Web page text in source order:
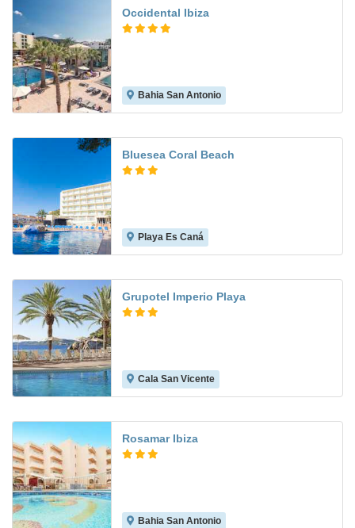
Occidental Ibiza
Bahia San Antonio
Bluesea Coral Beach
Playa Es Caná
Grupotel Imperio Playa
Cala San Vicente
Rosamar Ibiza
Bahia San Antonio